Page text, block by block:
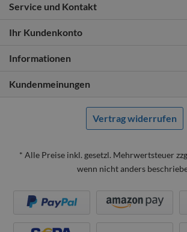
Service und Kontakt
Ihr Kundenkonto
Informationen
Kundenmeinungen
Vertrag widerrufen
* Alle Preise inkl. gesetzl. Mehrwertsteuer
wenn nicht anders